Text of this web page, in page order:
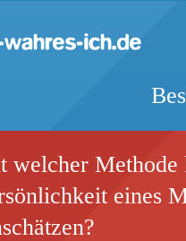
welcher Methode
eines